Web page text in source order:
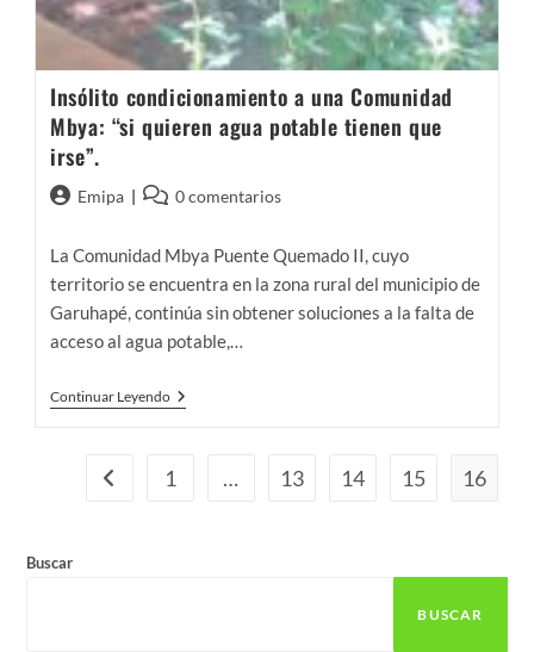
Insólito condicionamiento a una Comunidad
Mbya: “si quieren agua potable tienen que
irse”.
Autor
la
Emipa
Comentarios
entrada:
0 comentarios
La Comunidad Mbya Puente Quemado II, cuyo
territorio se encuentra en la zona rural del municipio de
Garuhapé, continúa sin obtener soluciones a la falta de
acceso al agua potable,…
Continuar LeyendoInsólito
Condicionamiento
Comunidad
Mbya:
Ir a la página anterior
1 … 13 14 15 16
Buscar
BUSCAR